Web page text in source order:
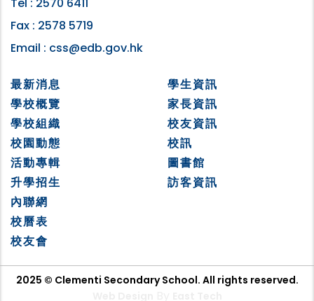
Fax : 2578 5719
Email : css@edb.gov.hk
最新消息
學校概覽
學校組織
校園動態
活動專輯
升學招生
學生資訊
家長資訊
校友資訊
校訊
圖書館
訪客資訊
內聯網
校曆表
校友會
2025 © Clementi Secondary School. All rights reserved.